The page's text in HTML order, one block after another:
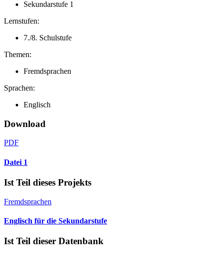
Sekundarstufe 1
Lernstufen:
7./8. Schulstufe
Themen:
Fremdsprachen
Sprachen:
Englisch
Download
PDF
Datei 1
Ist Teil dieses Projekts
Fremdsprachen
Englisch für die Sekundarstufe
Ist Teil dieser Datenbank